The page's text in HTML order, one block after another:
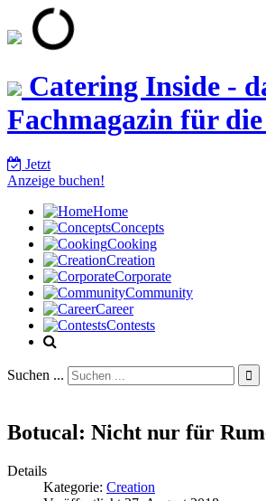
Catering Inside -
Fachmagazin für
Jetzt
Anzeige buchen!
Home
Concepts
Cooking
Creation
Corporate
Community
Career
Contests
Suchen ... 
Botucal: Nicht nur für
Details
Kategorie: Creation